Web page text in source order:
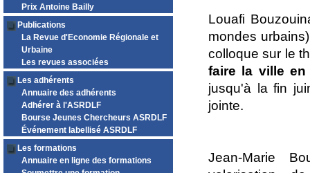
Prix Antoine Bailly
Publications
La Revue d'Economie Régionale et
Urbaine
Les revues associées
Les adhérents
Annuaire des adhérents
Adhérer à l'ASRDLF
Bourse Jeunes Chercheurs ASRDLF
Événement labellisé ASRDLF
Les formations
Annuaire en ligne des formations
Louafi
mondes
colloque sur le
faire la ville en
jusqu'à la fin
jointe.
Jean-Marie